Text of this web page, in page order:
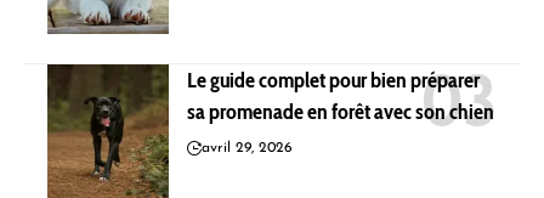
Le guide complet pour bien préparer
sa promenade en forêt avec son chien
avril 29, 2026